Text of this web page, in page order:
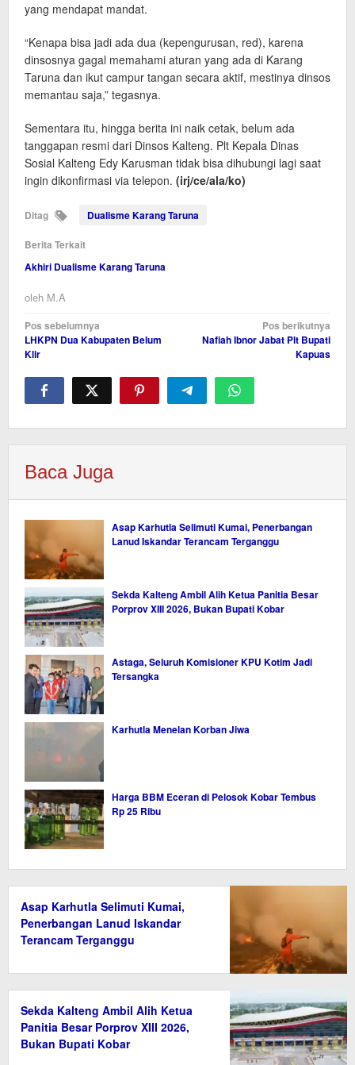
yang mendapat mandat.
“Kenapa bisa jadi ada dua (kepengurusan, red), karena
dinsosnya gagal memahami aturan yang ada di Karang
Taruna dan ikut campur tangan secara aktif, mestinya dinsos
memantau saja,” tegasnya.
Sementara itu, hingga berita ini naik cetak, belum ada
tanggapan resmi dari Dinsos Kalteng. Plt Kepala Dinas
Sosial Kalteng Edy Karusman tidak bisa dihubungi lagi saat
ingin dikonfirmasi via telepon. (irj/ce/ala/ko)
Ditag Dualisme Karang Taruna
Berita Terkait
Akhiri Dualisme Karang Taruna
oleh M.A
Navigasi
pos
Pos sebelumnya
LHKPN Dua Kabupaten Belum
Klir
Pos berikutnya
Nafiah Ibnor Jabat Plt Bupati
Kapuas
Baca Juga
Asap Karhutla Selimuti Kumai, Penerbangan
Lanud Iskandar Terancam Terganggu
Sekda Kalteng Ambil Alih Ketua Panitia Besar
Porprov XIII 2026, Bukan Bupati Kobar
Astaga, Seluruh Komisioner KPU Kotim Jadi
Tersangka
Karhutla Menelan Korban Jiwa
Harga BBM Eceran di Pelosok Kobar Tembus
Rp 25 Ribu
Asap Karhutla Selimuti Kumai,
Penerbangan Lanud Iskandar
Terancam Terganggu
Sekda Kalteng Ambil Alih Ketua
Panitia Besar Porprov XIII 2026,
Bukan Bupati Kobar